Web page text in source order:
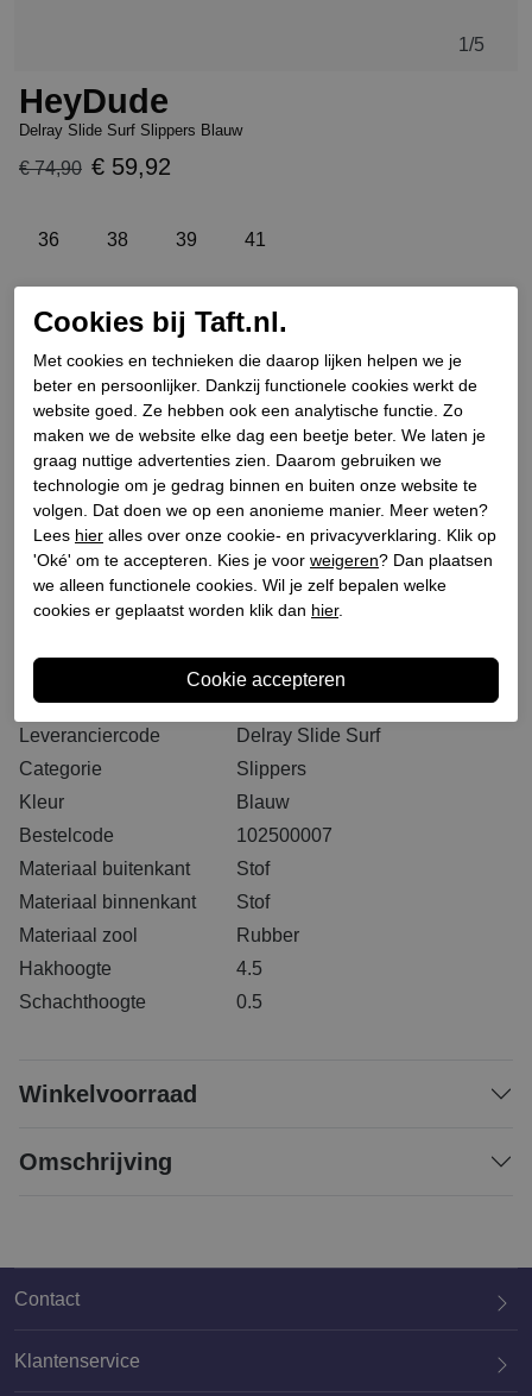
1 /5
HeyDude
Delray Slide Surf Slippers Blauw
€ 74,90 € 59,92
36 38 39 41
Plaats in winkeltas
Selecteer eerst een maat
Binnen 2-3 werkdagen. I.V.M. drukte bij PostNL kan
het langer duren dan u gewend bent
GRATIS levering vanaf € 75,- (m.u.v. sale)*
GRATIS retourneren (vanaf € 200,-)*
30 DAGEN recht op retour
Merk
HeyDude
Leveranciercode
Delray Slide Surf
Categorie
Slippers
Kleur
Blauw
Bestelcode
102500007
Materiaal buitenkant
Stof
Materiaal binnenkant
Stof
Materiaal zool
Rubber
Hakhoogte
4.5
Schachthoogte
0.5
Winkelvoorraad
Omschrijving
Contact
Klantenservice
Cookies bij Taft.nl.
Met cookies en technieken die daarop lijken helpen we je
beter en persoonlijker. Dankzij functionele cookies werkt de
website goed. Ze hebben ook een analytische functie. Zo
maken we de website elke dag een beetje beter. We laten je
graag nuttige advertenties zien. Daarom gebruiken we
technologie om je gedrag binnen en buiten onze website te
volgen. Dat doen we op een anonieme manier. Meer weten?
Lees hier alles over onze cookie- en privacyverklaring. Klik op
'Oké' om te accepteren. Kies je voor weigeren? Dan plaatsen
we alleen functionele cookies. Wil je zelf bepalen welke
cookies er geplaatst worden klik dan hier.